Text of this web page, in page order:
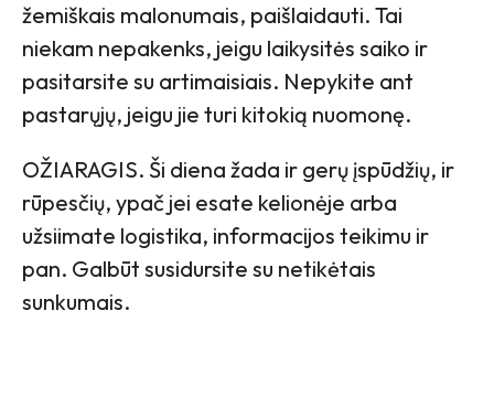
žemiškais malonumais, paišlaidauti. Tai
niekam nepakenks, jeigu laikysitės saiko ir
pasitarsite su artimaisiais. Nepykite ant
pastarųjų, jeigu jie turi kitokią nuomonę.
OŽIARAGIS. Ši diena žada ir gerų įspūdžių, ir
rūpesčių, ypač jei esate kelionėje arba
užsiimate logistika, informacijos teikimu ir
pan. Galbūt susidursite su netikėtais
sunkumais.